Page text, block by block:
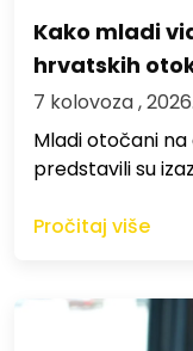
Kako mladi
hrvatskih
7 kolovoza , 2026.
Mladi otočani
predstavili su
Pročitaj više